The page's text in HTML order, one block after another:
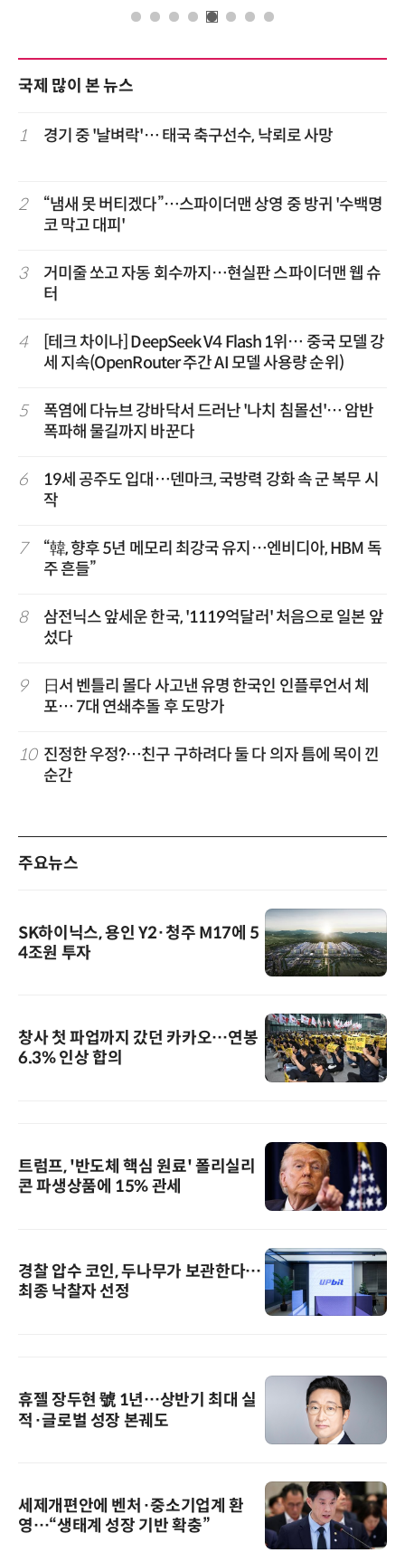
국제 많이 본 뉴스
1 경기 중 '날벼락'… 태국 축구선수, 낙뢰로 사망
2
“냄새 못 버티겠다”…스파이더맨 상영 중 방귀 '수백명
코 막고 대피'
3
거미줄 쏘고 자동 회수까지…현실판 스파이더맨 웹 슈
터
4
[테크 차이나] DeepSeek V4 Flash 1위… 중국 모델 강
세 지속(OpenRouter 주간 AI 모델 사용량 순위)
5
폭염에 다뉴브 강바닥서 드러난 '나치 침몰선'… 암반
폭파해 물길까지 바꾼다
6
19세 공주도 입대…덴마크, 국방력 강화 속 군 복무 시
작
7
“韓, 향후 5년 메모리 최강국 유지…엔비디아, HBM 독
주 흔들”
8
삼전닉스 앞세운 한국, '1119억달러' 처음으로 일본 앞
섰다
9
日서 벤틀리 몰다 사고낸 유명 한국인 인플루언서 체
포… 7대 연쇄추돌 후 도망가
10 진정한 우정?…친구 구하려다 둘 다 의자 틈에 목이 낀
순간
주요뉴스
SK하이닉스, 용인 Y2·청주 M17에 5
4조원 투자
창사 첫 파업까지 갔던 카카오…연봉
6.3% 인상 합의
트럼프, '반도체 핵심 원료' 폴리실리
콘 파생상품에 15% 관세
경찰 압수 코인, 두나무가 보관한다…
최종 낙찰자 선정
휴젤 장두현 號 1년…상반기 최대 실
적·글로벌 성장 본궤도
세제개편안에 벤처·중소기업계 환
영…“생태계 성장 기반 확충”